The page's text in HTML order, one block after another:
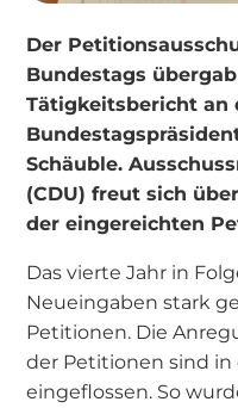
Der
Bundestags
Tätigkeitsbericht an
Schäuble.
(CDU) freut sich
der eingereichten
Das vierte Jahr in
Neueingaben stark
Petitionen. Die
der Petitionen sind
eingeflossen. So